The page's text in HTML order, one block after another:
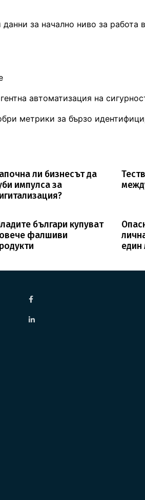
за начално ниво за работа
автоматизация на
метрики за бързо
ли бизнесът да
импулса за
българи купуват
фалшиви
един